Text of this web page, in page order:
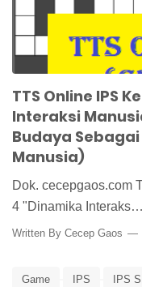
TTS Online IPS
Interaksi
Budaya
Manusia)
Dok. cecepgaos.com
4 "Dinamika Interaks…
Written By Cecep Gaos
Game IPS IPS